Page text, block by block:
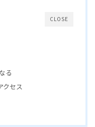
CLOSE
る
クセス